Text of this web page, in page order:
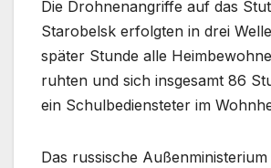
Die Drohnenangriffe auf das
Starobelsk erfolgten in drei
später Stunde alle
ruhten und sich insgesamt 86
ein Schulbediensteter im
Das russische